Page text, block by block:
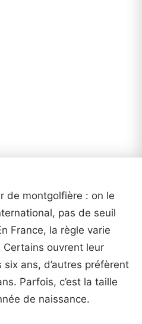
de montgolfière : on le
pas de seuil
France, la règle varie
Certains ouvrent leur
ans, d’autres préfèrent
Parfois, c’est la taille
de naissance.